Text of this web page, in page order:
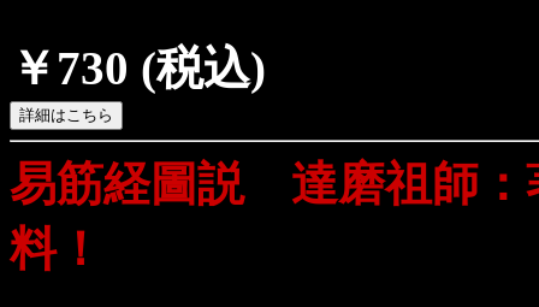
￥730 (税込)
易筋経圖説 達磨祖師
料！